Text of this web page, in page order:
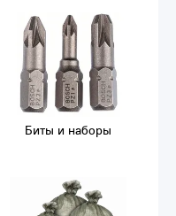
Биты и наборы